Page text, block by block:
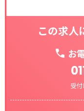
この求人
お
受